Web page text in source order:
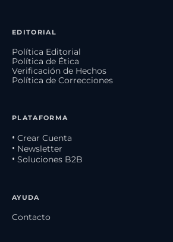
EDITORIAL
Política Editorial
Política de Ética
Verificación de Hechos
Política de Correcciones
PLATAFORMA
• Crear Cuenta
• Newsletter
• Soluciones B2B
AYUDA
Contacto